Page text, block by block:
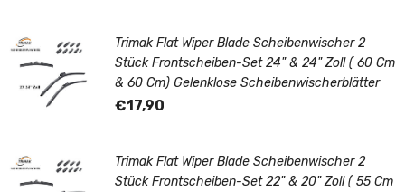
Trimak Flat Wiper Blade Scheibenwischer 2
Stück Frontscheiben-Set 24" & 24" Zoll ( 60 Cm
& 60 Cm) Gelenklose Scheibenwischerblätter
€17,90
Trimak Flat Wiper Blade Scheibenwischer 2
Stück Frontscheiben-Set 22" & 20" Zoll ( 55 Cm